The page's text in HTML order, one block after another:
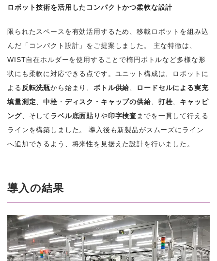
ロボット技術を活用したコンパクトかつ柔軟な設計
限られたスペースを有効活用するため、移載ロボットを組み込
んだ「コンパクト設計」をご提案しました。 主な特徴は、
WIST自在ホルダーを使用することで楕円ボトルなど多様な形
状にも柔軟に対応できる点です。ユニット構成は、ロボットに
よる 反転洗瓶から始まり、 ボトル供給
ロードセルによる実充
填量測定 、中栓・ ディスク・キャップの供給、 打栓、 キャッピ
ング、そしてラベル底面貼り や印字検査 までを一貫して行える
ラインを構築しました。 導入後も新製品がスムーズにライン
へ追加できるよう、将来性を見据えた設計を行いました。
導入の結果